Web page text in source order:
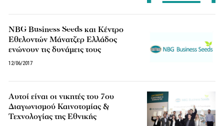
NBG Business Seeds και Κέντρο
Εθελοντών Μάνατζερ Ελλάδος
ενώνουν τις δυνάμεις τους
12/06/2017
Αυτοί είναι οι νικητές του 7ου
Διαγωνισμού Καινοτομίας &
Τεχνολογίας της Εθνικής